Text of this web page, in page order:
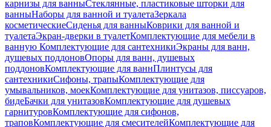
карнизы для ванныСтеклянные, пластиковые шторки для
ванныНаборы для ванной и туалетаЗеркала
косметическиеСиденья для ванныКоврики для ванной и
туалетаЭкран-дверки в туалетКомплектующие для мебели в
ванную Комплектующие для сантехникиЭкраны для ванн,
душевых поддоновОпоры для ванн, душевых
поддоновКомплектующие для ваннПлинтусы для
сантехникиСифоны, трапыКомплектующие для
умывальников, моекКомплектующие для унитазов, писсуаров,
бидеБачки для унитазовКомплектующие для душевых
гарнитуровКомплектующие для сифонов,
траповКомплектующие для смесителейКомплектующие для